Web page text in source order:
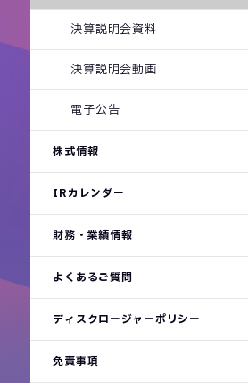
決算説明会資料
決算説明会動画
電子公告
株式情報
IRカレンダー
財務・業績情報
よくあるご質問
ディスクロージャーポリシー
免責事項